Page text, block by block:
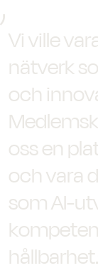
Vi ville
nätverk
och
oss en
och vara
som AI-